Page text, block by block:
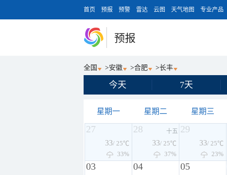
首页 预报 预警 雷达 云图 天气地图 专业产品
预报
全国 >安徽 >合肥 >长丰
今天 7天
星期一 星期二 星期三
27
33/ 25℃
33%
28 十五
33/ 25℃
37%
29
33/ 25℃
23%
03 04 05